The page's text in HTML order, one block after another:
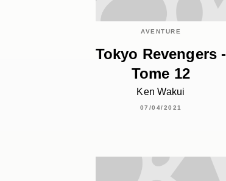
AVENTURE
Tokyo Revengers -
Tome 12
Ken Wakui
07/04/2021